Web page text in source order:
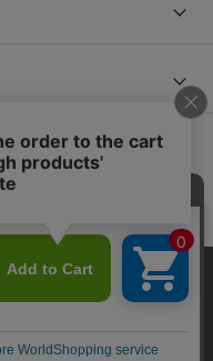
LTD
クッキーはサイト内
分析からマーケティ
。